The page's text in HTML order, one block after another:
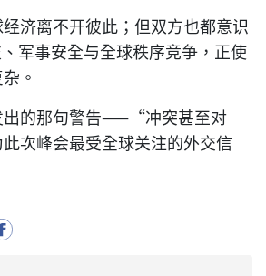
济离不开彼此；但双方也都意识
军事安全与全球秩序竞争，正使
。
出的那句警告——“冲突甚至对
次峰会最受全球关注的外交信